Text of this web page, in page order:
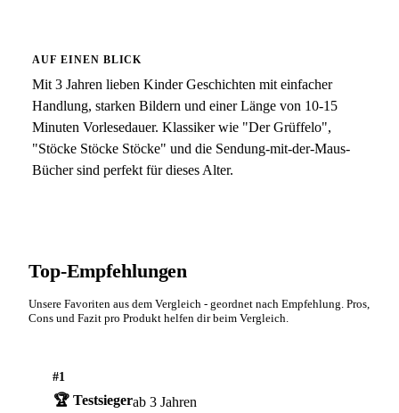
AUF EINEN BLICK
Mit 3 Jahren lieben Kinder Geschichten mit einfacher
Handlung, starken Bildern und einer Länge von 10-15
Minuten Vorlesedauer. Klassiker wie "Der Grüffelo",
"Stöcke Stöcke Stöcke" und die Sendung-mit-der-Maus-
Bücher sind perfekt für dieses Alter.
Top-Empfehlungen
Unsere Favoriten aus dem Vergleich - geordnet nach Empfehlung. Pros,
Cons und Fazit pro Produkt helfen dir beim Vergleich.
#1
🏆 Testsiegerab 3 Jahren